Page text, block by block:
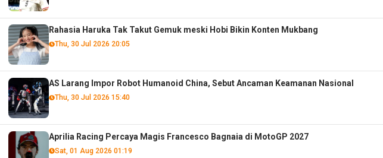
Rahasia Haruka Tak Takut Gemuk meski Hobi Bikin Konten Mukbang
Thu, 30 Jul 2026 20:05
AS Larang Impor Robot Humanoid China, Sebut Ancaman Keamanan Nasional
Thu, 30 Jul 2026 15:40
Aprilia Racing Percaya Magis Francesco Bagnaia di MotoGP 2027
Sat, 01 Aug 2026 01:19